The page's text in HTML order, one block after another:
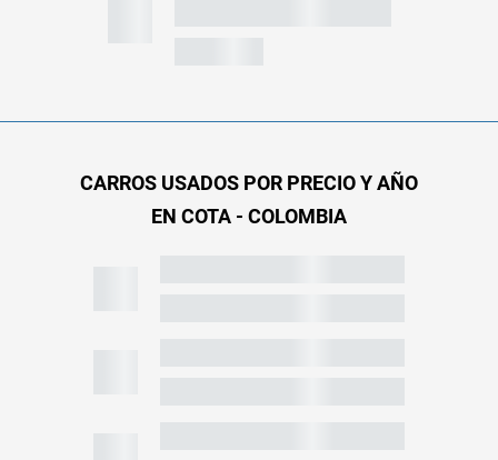
CARROS USADOS POR PRECIO Y AÑO
EN COTA - COLOMBIA